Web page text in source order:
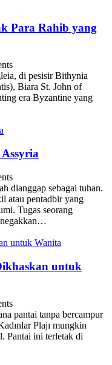
Para Rahib yang
di pesisir Bithynia
Biara St. John of
era Byzantine yang
dianggap sebagai tuhan.
atau pentadbir yang
Tugas seorang
untuk
pantai tanpa bercampur
Plajı mungkin
Pantai ini terletak di